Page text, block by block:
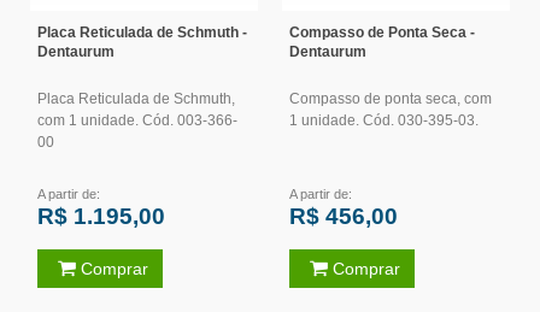
Placa Reticulada de Schmuth -
Dentaurum
Placa Reticulada de Schmuth,
com 1 unidade. Cód. 003-366-
00
A partir de:
R$ 1.195,00
Comprar
Compasso de Ponta Seca -
Dentaurum
Compasso de ponta seca, com
1 unidade. Cód. 030-395-03.
A partir de:
R$ 456,00
Comprar